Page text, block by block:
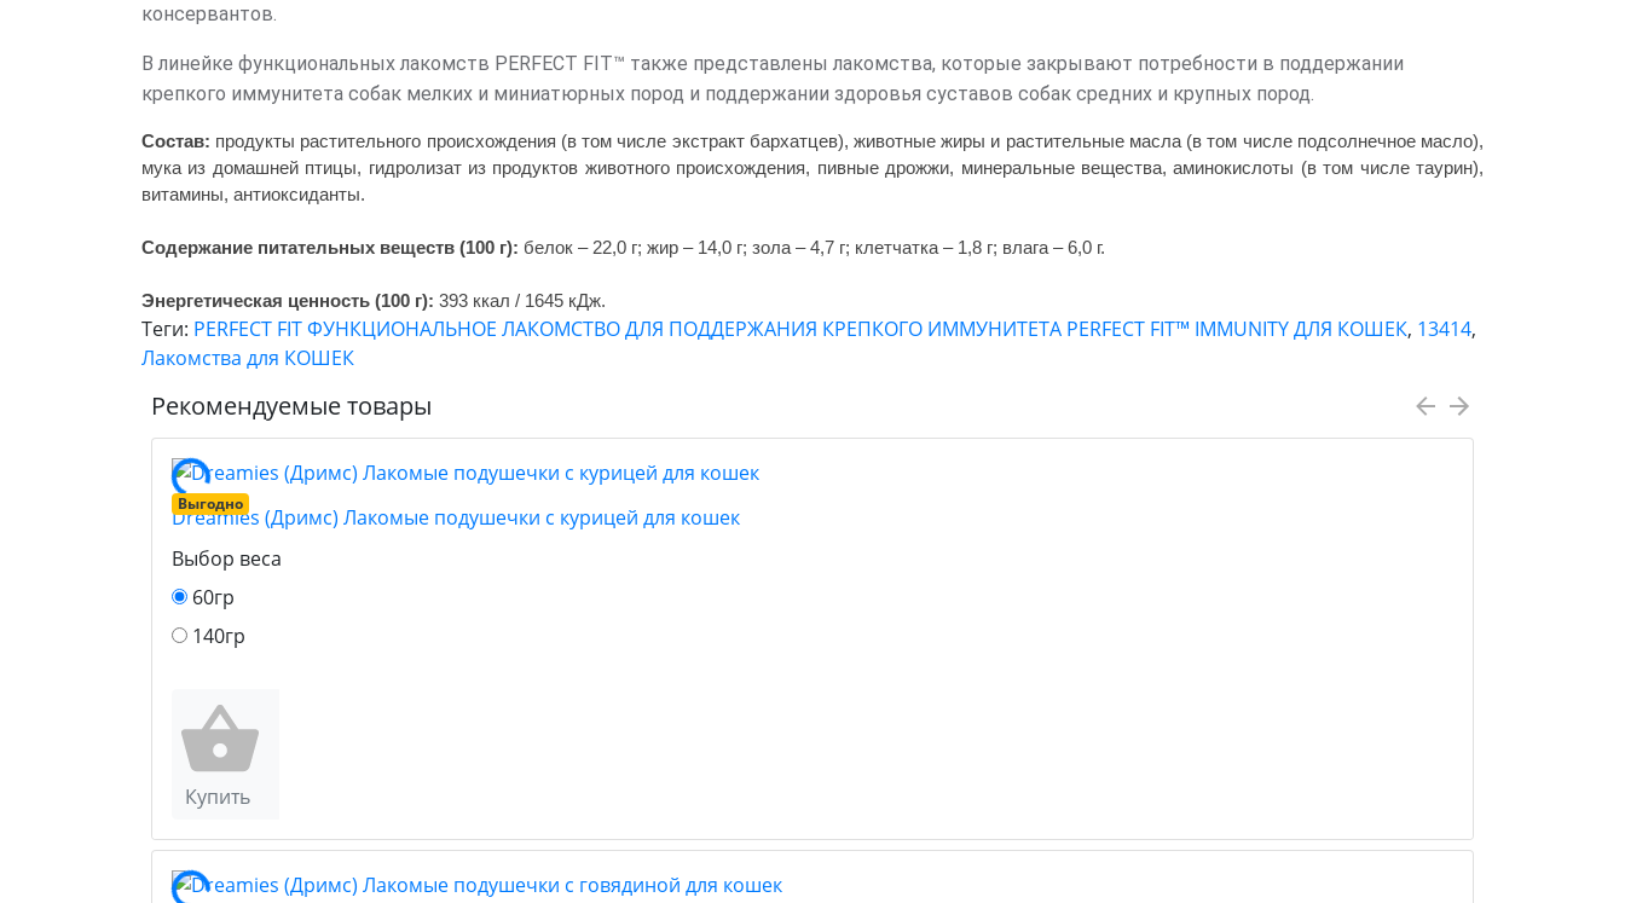
консервантов.
В линейке функциональных лакомств PERFECT FIT™ также представлены лакомства, которые закрывают потребности в поддержании
крепкого иммунитета собак мелких и миниатюрных пород и поддержании здоровья суставов собак средних и крупных пород.
Состав: продукты растительного происхождения (в том числе экстракт бархатцев), животные жиры и растительные масла (в том числе подсолнечное масло),
мука из домашней птицы, гидролизат из продуктов животного происхождения, пивные дрожжи, минеральные вещества, аминокислоты (в том числе таурин),
витамины, антиоксиданты.
Содержание питательных веществ (100 г): белок – 22,0 г; жир – 14,0 г; зола – 4,7 г; клетчатка – 1,8 г; влага – 6,0 г.
Энергетическая ценность (100 г): 393 ккал / 1645 кДж.
Теги: PERFECT FIT ФУНКЦИОНАЛЬНОЕ ЛАКОМСТВО ДЛЯ ПОДДЕРЖАНИЯ КРЕПКОГО ИММУНИТЕТА PERFECT FIT™ IMMUNITY ДЛЯ КОШЕК, 13414,
Лакомства для КОШЕК
Рекомендуемые товары
Выгодно
Dreamies (Дримс) Лакомые подушечки с курицей для кошек
Выбор веса
60гр
140гр
Купить